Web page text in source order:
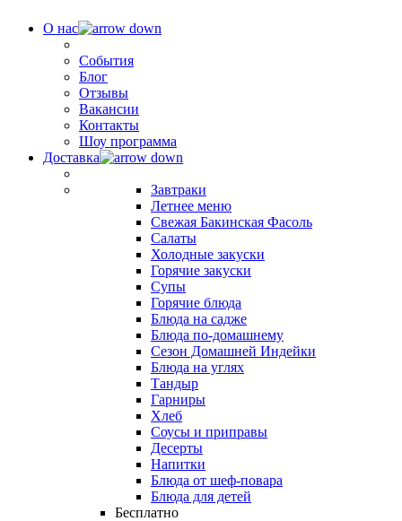
О нас
События
Блог
Отзывы
Вакансии
Контакты
Шоу программа
Доставка
Завтраки
Летнее меню
Свежая Бакинская Фасоль
Салаты
Холодные закуски
Горячие закуски
Супы
Горячие блюда
Блюда на садже
Блюда по-домашнему
Сезон Домашней Индейки
Блюда на углях
Тандыр
Гарниры
Хлеб
Соусы и приправы
Десерты
Напитки
Блюда от шеф-повара
Блюда для детей
Бесплатно